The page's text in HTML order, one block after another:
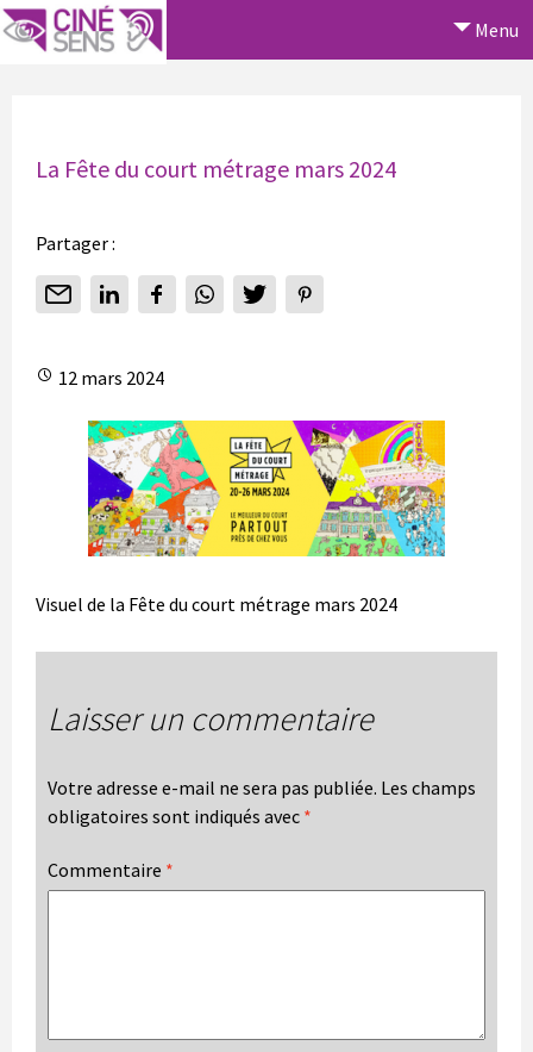
Menu
La Fête du court métrage mars 2024
Partager :
12 mars 2024
Visuel de la Fête du court métrage mars 2024
Laisser un commentaire
Votre adresse e-mail ne sera pas publiée. Les champs
obligatoires sont indiqués avec *
Commentaire *